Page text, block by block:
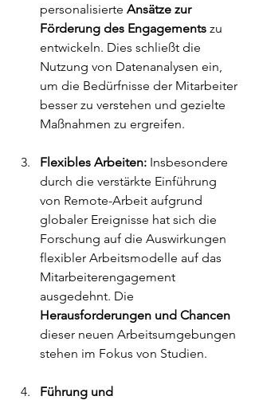
personalisierte Ansätze zur
Förderung des Engagements zu
entwickeln. Dies schließt die
Nutzung von Datenanalysen ein,
um die Bedürfnisse der Mitarbeiter
besser zu verstehen und gezielte
Maßnahmen zu ergreifen.
Flexibles Arbeiten: Insbesondere
durch die verstärkte Einführung
von Remote-Arbeit aufgrund
globaler Ereignisse hat sich die
Forschung auf die Auswirkungen
flexibler Arbeitsmodelle auf das
Mitarbeiterengagement
ausgedehnt. Die
Herausforderungen und Chancen
dieser neuen Arbeitsumgebungen
stehen im Fokus von Studien.
Führung und